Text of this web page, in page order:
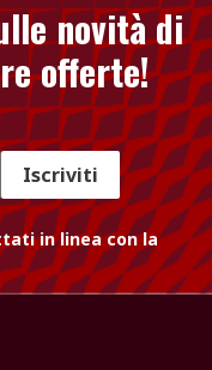
novità di
offerte!
Iscriviti
in linea con la